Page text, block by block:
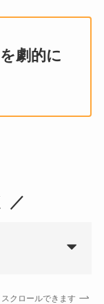
劇的に
／
スクロールできます